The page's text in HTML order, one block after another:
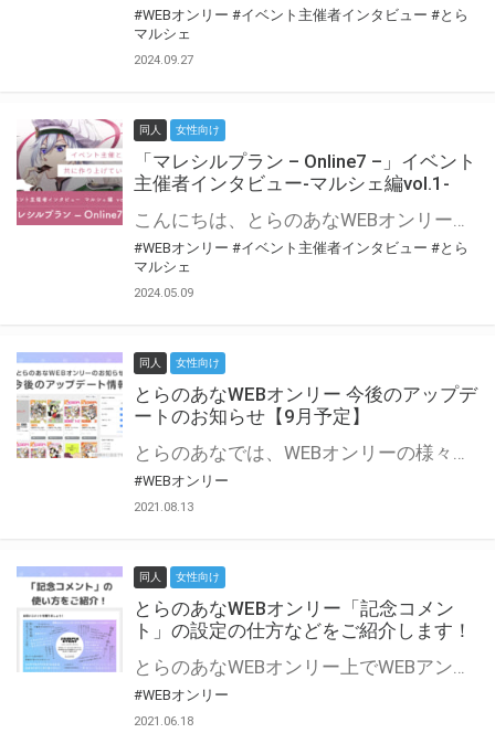
#WEBオンリー #イベント主催者インタビュー #とら
マルシェ
2024.09.27
同人 女性向け
「マレシルプラン – Online7 –」イベント
主催者インタビュー-マルシェ編vol.1-
こんにちは、とらのあなWEBオンリー運営スタッフです。 新たにお届けする、イベント主催者インタビュー-マルシェ編-は、 とらのあなWEBオンリー「マルシェ」をご利用した主催様に 「マルシェ」を使って開催した感想や心がけをお聞きする企画です。 今回は、WEBオンリー開催7回目迎えた「マレシルプラン – Online7 –」より、 主催の玉川うた様にお話を伺いました。 ▼マレシルプランのインタビュー前回記事 「イベント主催者インタビュー vol.6」はこちら 協力：玉川うた様（マレシルプラン実行委員会 代表）／イベント公式Twitter（@mallesil_plan） とらのあなWEBオンリー「マルシェ」とは？ WEBオンリーでリアルタイムでコミュニケーションがとれるオンライン会場です。
#WEBオンリー #イベント主催者インタビュー #とら
マルシェ
2024.05.09
同人 女性向け
とらのあなWEBオンリー 今後のアップデ
ートのお知らせ【9月予定】
とらのあなでは、WEBオンリーの様々な支援を実施しています。 今回は2021年9月に実装を予定しているアップデート情報についてご紹介いたします。 とらのあなWEBオンリーサイトはこちら
#WEBオンリー
2021.08.13
同人 女性向け
とらのあなWEBオンリー「記念コメン
ト」の設定の仕方などをご紹介します！
とらのあなWEBオンリー上でWEBアンソロジーが作成できる「記念コメント」について、その使い方や作成手順を解説します！ 支援タイプを「サークル参加型」「サークル参加型・マルシェ(イベント会場)機能付き」でお申し込みいただいている主催者様はぜひご活用ください♪ とらのあなWEBオンリーサイトはこちら
#WEBオンリー
2021.06.18